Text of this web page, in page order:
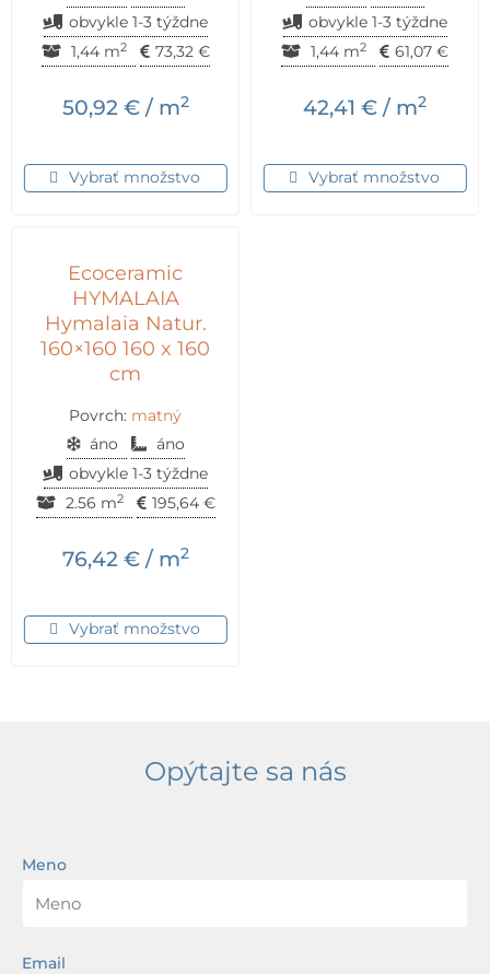
obvykle 1-3 týždne
1,44 m2 73,32 €
50,92 €/ m2
Vybrať množstvo
obvykle 1-3 týždne
1,44 m2 61,07 €
42,41 € / m2
Vybrať množstvo
Ecoceramic
HYMALAIA
Hymalaia Natur.
160×160 160 x 160
cm
Povrch: matný
áno
áno
obvykle 1-3 týždne
2.56 m2 195,64 €
76,42 €/ m2
Vybrať množstvo
Opýtajte sa nás
Meno
Email